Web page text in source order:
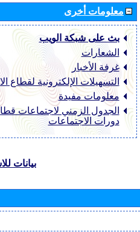
معلومات أخرى
بث على شبكة الويب
الشعارات
غرفة الأخبار
التسهيلات الإلكترونية لقطاع
معلومات مفيدة
الجدول الزمني لاجتماعات
دورات الاجتماعات
بيانات